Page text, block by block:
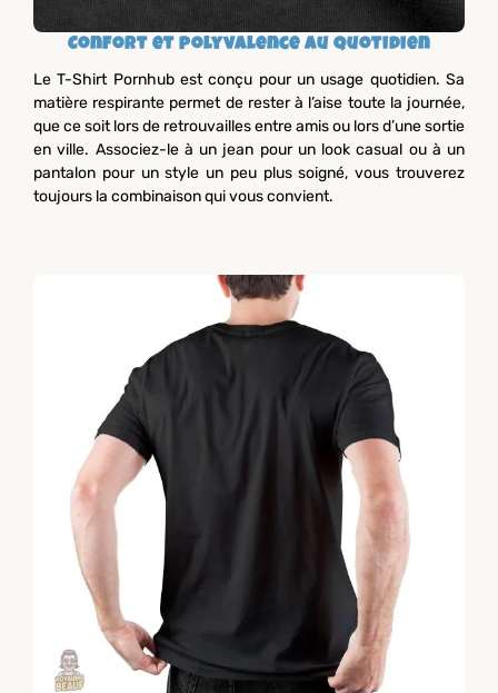
Confort et polyvalence au quotidien
Le T-Shirt Pornhub est conçu pour un usage quotidien. Sa
matière respirante permet de rester à l’aise toute la journée,
que ce soit lors de retrouvailles entre amis ou lors d’une sortie
en ville. Associez-le à un jean pour un look casual ou à un
pantalon pour un style un peu plus soigné, vous trouverez
toujours la combinaison qui vous convient.